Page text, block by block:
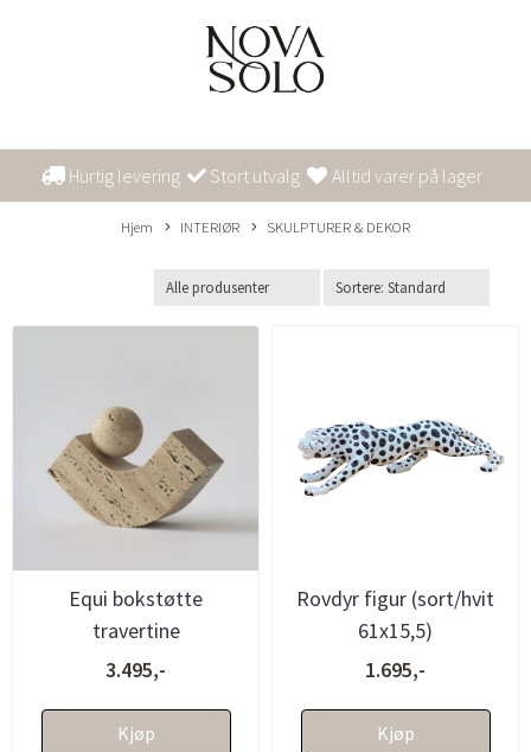
Hurtig levering Stort utvalg Alltid varer på lager
Hjem INTERIØR SKULPTURER & DEKOR
Equi bokstøtte
travertine
3.495,-
Kjøp
Rovdyr figur (sort/hvit
61x15,5)
1.695,-
Kjøp